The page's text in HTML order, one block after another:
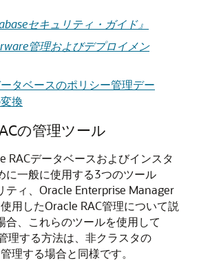
セキュリティ・ガイド』
管理およびデプロイメン
タベースのポリシー管理デー
換
の管理ツール
RACデータベースおよびインスタ
に一般に使用する3つのツール
ティ、Oracle Enterprise Manager
用したOracle RAC管理について説
合、これらのツールを使用して
理する方法は、非クラスタの
理する場合と同様です。